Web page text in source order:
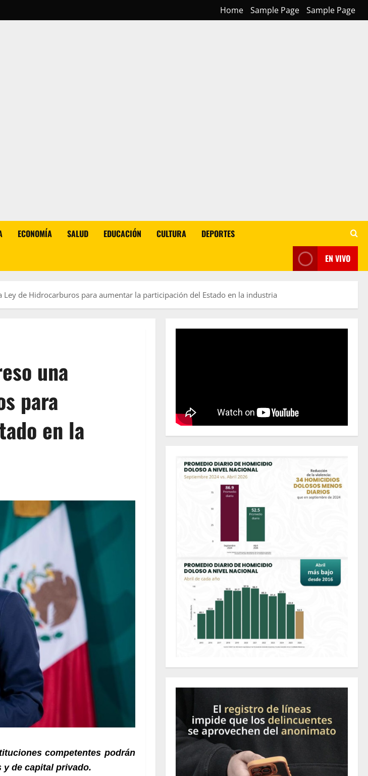
Home Sample Page Sample Page
ECONOMÍA SALUD EDUCACIÓN CULTURA DEPORTES
EN VIVO
de Hidrocarburos para aumentar la participación del Estado en la industria
una
para
en la
competentes podrán
y de capital privado.